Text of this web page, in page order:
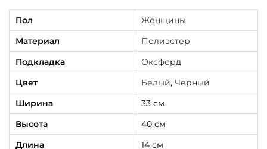
н
й
с
е
ы
м
Пол
Женщины
Материал
Полиэстер
Подкладка
Оксфорд
Цвет
Белый, Черный
Ширина
33 см
Высота
40 см
Длина
14 см